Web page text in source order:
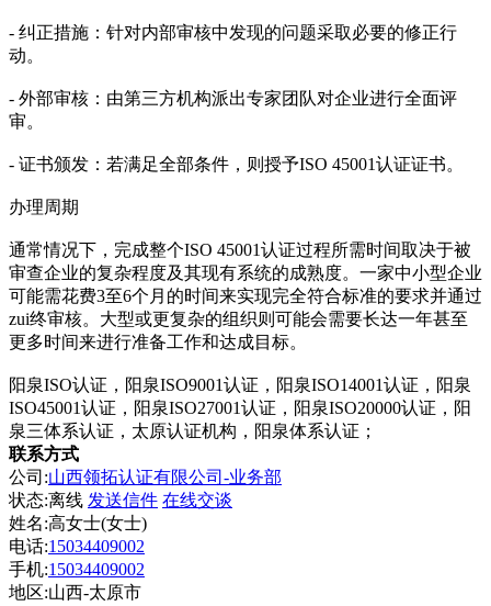
- 纠正措施：针对内部审核中发现的问题采取必要的修正行
动。
- 外部审核：由第三方机构派出专家团队对企业进行全面评
审。
- 证书颁发：若满足全部条件，则授予ISO 45001认证证书。
办理周期
通常情况下，完成整个ISO 45001认证过程所需时间取决于被
审查企业的复杂程度及其现有系统的成熟度。一家中小型企业
可能需花费3至6个月的时间来实现完全符合标准的要求并通过
zui终审核。大型或更复杂的组织则可能会需要长达一年甚至
更多时间来进行准备工作和达成目标。
阳泉ISO认证，阳泉ISO9001认证，阳泉ISO14001认证，阳泉
ISO45001认证，阳泉ISO27001认证，阳泉ISO20000认证，阳
泉三体系认证，太原认证机构，阳泉体系认证；
联系方式
公司:山西领拓认证有限公司-业务部
状态:离线 发送信件 在线交谈
姓名:高女士(女士)
电话:15034409002
手机:15034409002
地区:山西-太原市